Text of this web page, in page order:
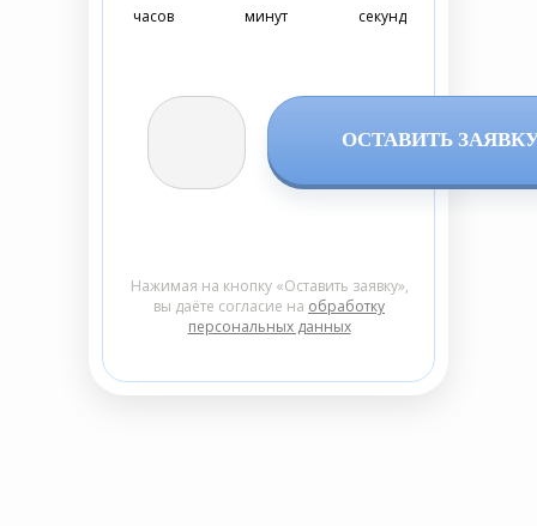
ОСТАВИТЬ
Нажимая на кнопку «Оставить заявку»,
вы даёте согласие на обработку
персональных данных
секунд
минут
часов